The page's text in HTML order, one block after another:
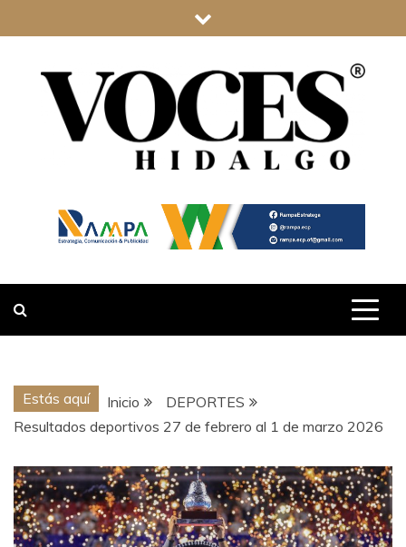
al
VOCES
HIDALGO
Estás aquí Inicio
DEPORTES
Resultados deportivos 27 de febrero al 1 de marzo 2026